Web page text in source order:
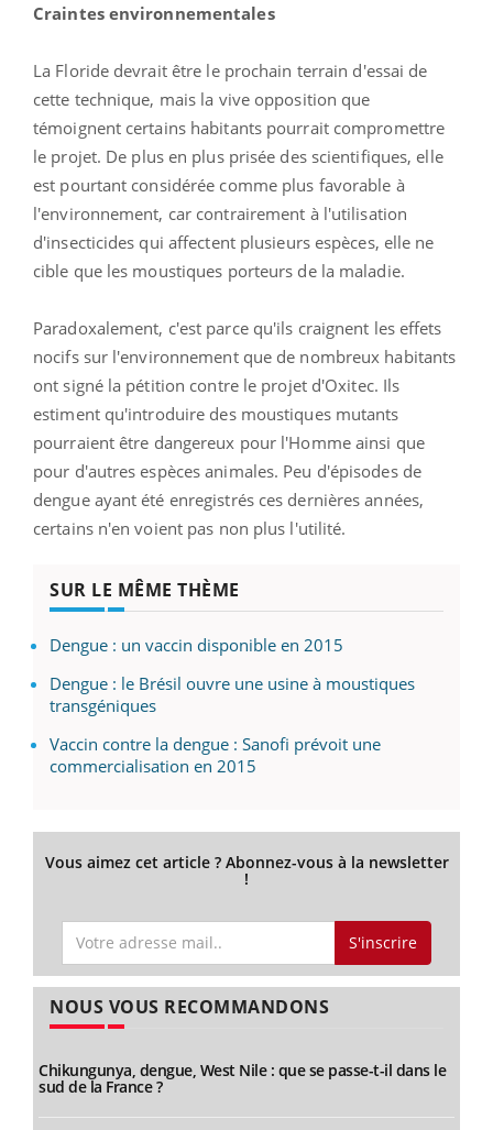
Craintes environnementales
La Floride devrait être le prochain terrain d'essai de
cette technique, mais la vive opposition que
témoignent certains habitants pourrait compromettre
le projet. De plus en plus prisée des scientifiques, elle
est pourtant considérée comme plus favorable à
l'environnement, car contrairement à l'utilisation
d'insecticides qui affectent plusieurs espèces, elle ne
cible que les moustiques porteurs de la maladie.
Paradoxalement, c'est parce qu'ils craignent les effets
nocifs sur l'environnement que de nombreux habitants
ont signé la pétition contre le projet d'Oxitec. Ils
estiment qu'introduire des moustiques mutants
pourraient être dangereux pour l'Homme ainsi que
pour d'autres espèces animales. Peu d'épisodes de
dengue ayant été enregistrés ces dernières années,
certains n'en voient pas non plus l'utilité.
SUR LE MÊME THÈME
Dengue : un vaccin disponible en 2015
Dengue : le Brésil ouvre une usine à moustiques
transgéniques
Vaccin contre la dengue : Sanofi prévoit une
commercialisation en 2015
Vous aimez cet article ? Abonnez-vous à la newsletter
!
S'inscrire
NOUS VOUS RECOMMANDONS
Chikungunya, dengue, West Nile : que se passe-t-il dans le
sud de la France ?